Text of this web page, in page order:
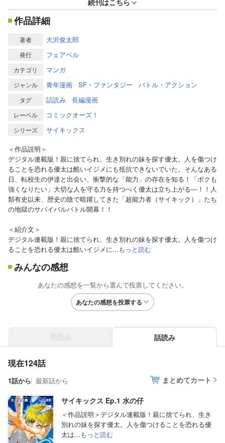
作品詳細
著者 大沢俊太郎
発行 フェアベル
カテゴリ マンガ
ジャンル 青年漫画 SF・ファンタジー バトル・アクション
タグ 話読み 長編漫画
レーベル コミックオーズ！
シリーズ
サイキックス
＜作品説明＞
デジタル連載版！親に捨てられ、生き別れの妹を探す優太。人を傷つけ
ることを恐れる優太は酷いイジメにも抵抗できないでいた。そんなある
日、転校生の伊達と出会い、衝撃的な「能力」の存在を知る！「ボクも
強くなりたい」大切な人を守る力を持つべく優太は立ち上がる―！！人
類有史以来、歴史の陰で暗躍してきた「超能力者（サイキック）」たち
の地獄のサバイバルバトル開幕！！
＜紹介文＞
デジタル連載版！親に捨てられ、生き別れの妹を探す優太。人を傷つけ
ることを恐れる優太は酷いイジメに...もっと読む
みんなの感想
あなたの感想を一覧から選んで投票してください。
あなたの感想を投票する
話読み
現在124話
1話から 最新話から まとめてカート
サイキックス Ep.1 水の仔
＜作品説明＞デジタル連載版！親に捨てられ、生き
別れの妹を探す優太。人を傷つけることを恐れる優
太は...もっと読む